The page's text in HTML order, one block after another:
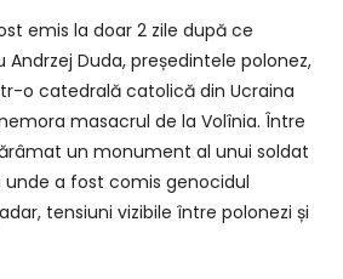
emis la doar 2 zile după ce
Andrzej Duda, președintele polonez,
o catedrală catolică din Ucraina
masacrul de la Volînia. Între
un monument al unui soldat
a fost comis genocidul
tensiuni vizibile între polonezi și